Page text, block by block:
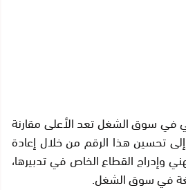
في سوق الشغل تعد الأعلى مقارنة
إلى 69,8 في المائة، داعيا إلى تحسين هذا الرقم من خلال إعادة
وإدراج القطاع الخاص في تدبيرها،
في سوق الشغل.